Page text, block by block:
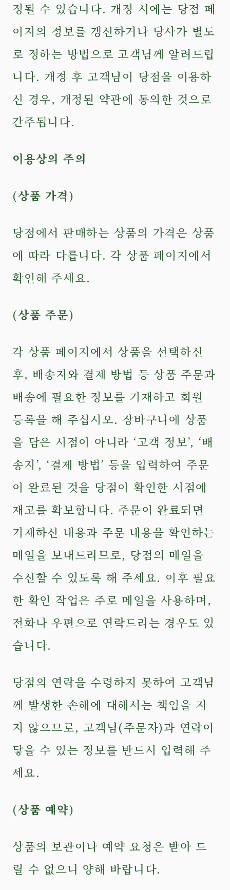
정될 수 있습니다. 개정 시에는 당점 페
이지의 정보를 갱신하거나 당사가 별도
로 정하는 방법으로 고객님께 알려드립
니다. 개정 후 고객님이 당점을 이용하
신 경우, 개정된 약관에 동의한 것으로
간주됩니다.
이용상의 주의
(상품 가격)
당점에서 판매하는 상품의 가격은 상품
에 따라 다릅니다. 각 상품 페이지에서
확인해 주세요.
(상품 주문)
각 상품 페이지에서 상품을 선택하신
후, 배송지와 결제 방법 등 상품 주문과
배송에 필요한 정보를 기재하고 회원
등록을 해 주십시오. 장바구니에 상품
을 담은 시점이 아니라 ‘고객 정보’, ‘배
송지’, ‘결제 방법’ 등을 입력하여 주문
이 완료된 것을 당점이 확인한 시점에
재고를 확보합니다. 주문이 완료되면
기재하신 내용과 주문 내용을 확인하는
메일을 보내드리므로, 당점의 메일을
수신할 수 있도록 해 주세요. 이후 필요
한 확인 작업은 주로 메일을 사용하며,
전화나 우편으로 연락드리는 경우도 있
습니다.
당점의 연락을 수령하지 못하여 고객님
께 발생한 손해에 대해서는 책임을 지
지 않으므로, 고객님(주문자)과 연락이
닿을 수 있는 정보를 반드시 입력해 주
세요.
(상품 예약)
상품의 보관이나 예약 요청은 받아 드
릴 수 없으니 양해 바랍니다.